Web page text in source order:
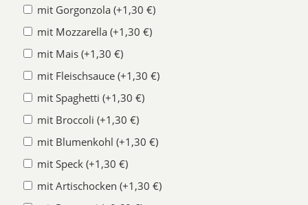
mit Gorgonzola (+1,30 €)
mit Mozzarella (+1,30 €)
mit Mais (+1,30 €)
mit Fleischsauce (+1,30 €)
mit Spaghetti (+1,30 €)
mit Broccoli (+1,30 €)
mit Blumenkohl (+1,30 €)
mit Speck (+1,30 €)
mit Artischocken (+1,30 €)